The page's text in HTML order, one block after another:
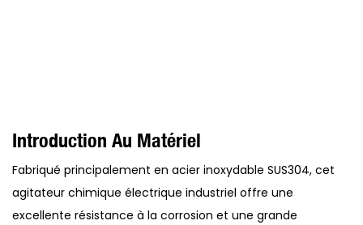
Introduction Au Matériel
Fabriqué principalement en acier inoxydable SUS304, cet
agitateur chimique électrique industriel offre une
excellente résistance à la corrosion et une grande